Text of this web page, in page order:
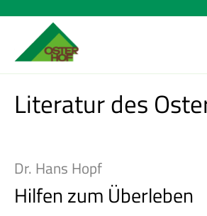
Literatur des
Dr. Hans Hopf
Hilfen zum Überleben